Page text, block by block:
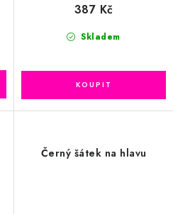
Skladem
387 Kč
Černý šátek na hlavu